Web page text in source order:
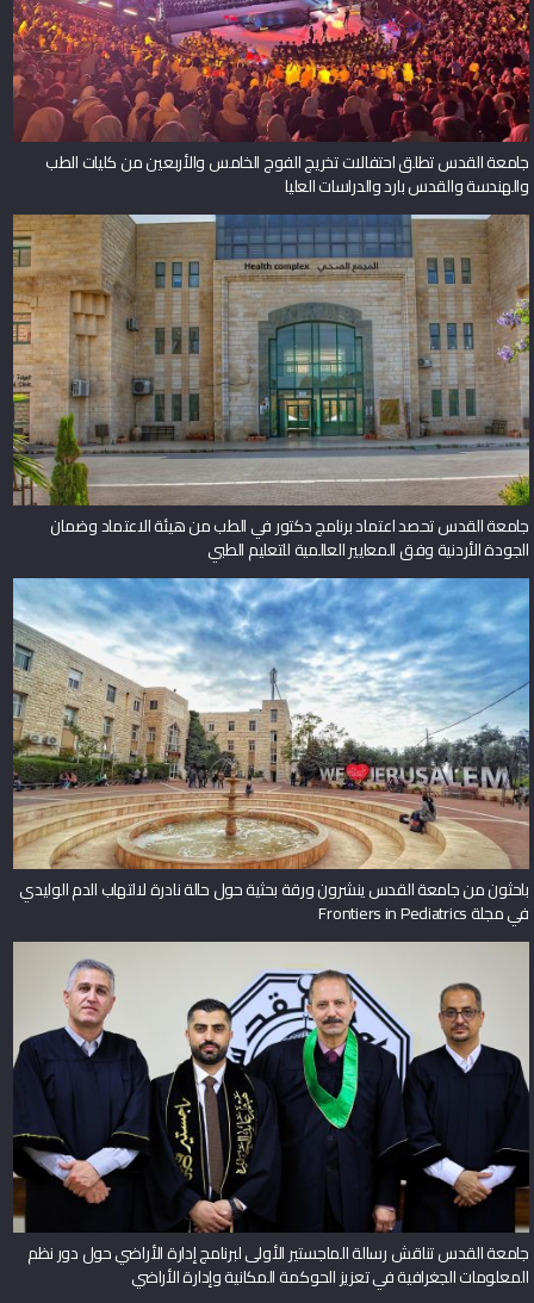
جامعة القدس تطلق احتفالات تخريج الفوج الخامس والأربعين من كليات الطب
والهندسة والقدس بارد والدراسات العليا
جامعة القدس تحصد اعتماد برنامج دكتور في الطب من هيئة الاعتماد وضمان
الجودة الأردنية وفق المعايير العالمية للتعليم الطبي
باحثون من جامعة القدس ينشرون ورقة بحثية حول حالة نادرة لالتهاب الدم الوليدي
في مجلة Frontiers in Pediatrics
جامعة القدس تناقش رسالة الماجستير الأولى لبرنامج إدارة الأراضي حول دور نظم
المعلومات الجغرافية في تعزيز الحوكمة المكانية وإدارة الأراضي